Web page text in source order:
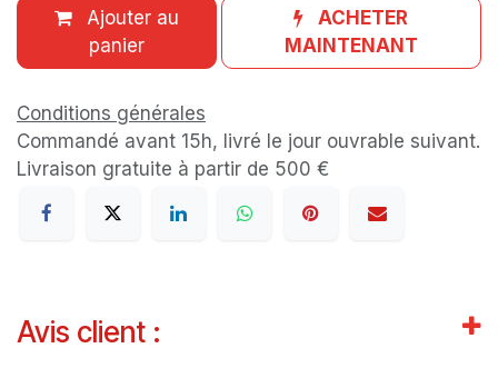
Ajouter au
panier
ACHETER
MAINTENANT
Conditions générales
Commandé avant 15h, livré le jour ouvrable suivant.
Livraison gratuite à partir de 500 €
Avis client :